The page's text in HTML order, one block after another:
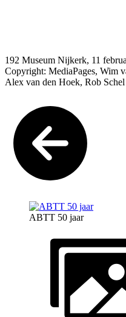
192 Museum Nijkerk, 11
Copyright: MediaPages, Wim
Alex van den Hoek, Rob Schel
ABTT 50 jaar